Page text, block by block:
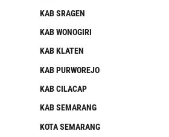
KAB SRAGEN
KAB WONOGIRI
KAB KLATEN
KAB PURWOREJO
KAB CILACAP
KAB SEMARANG
KOTA SEMARANG